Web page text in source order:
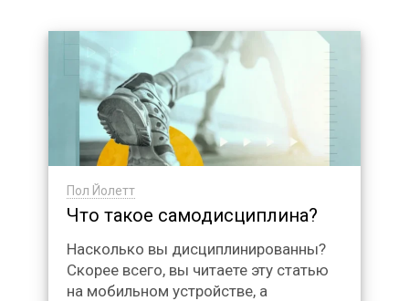
Пол Йолетт
Что такое самодисциплина?
Насколько вы дисциплинированны?
Скорее всего, вы читаете эту статью
на мобильном устройстве, а